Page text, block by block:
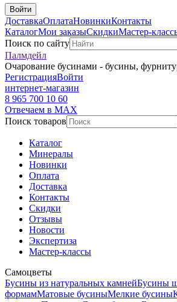
Войти
ДоставкаОплатаНовинкиКонтакты
КаталогМои заказыСкидкиМастер-
Поиск по сайту
Палмдейл
Очарование бусинами - бусины,
РегистрацияВойти
интернет-магазин
8 965 700 10 60
Отвечаем в MAX
Поиск товаров
Каталог
Минералы
Новинки
Оплата
Доставка
Контакты
Скидки
Отзывы
Новости
Экспертиза
Мастер-классы
Самоцветы
Бусины из натуральных камнейБусины
формамМатовые бусиныМелкие бусины